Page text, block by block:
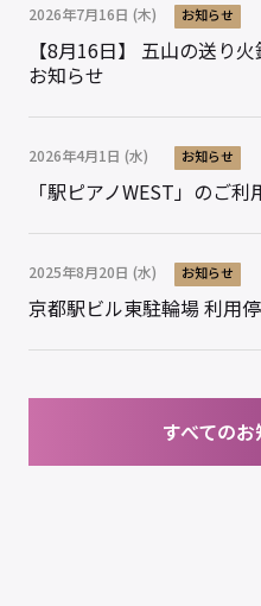
2026年7月16日 (木) お知らせ
【8月16日】 五山の送り
お知らせ
2026年4月1日 (水) お知らせ
「駅ピアノWEST」のご
2025年8月20日 (水) お知らせ
京都駅ビル東駐輪場 利用
すべての